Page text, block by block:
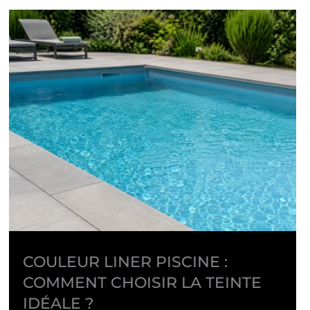
COULEUR LINER PISCINE :
COMMENT CHOISIR LA TEINTE
IDÉALE ?